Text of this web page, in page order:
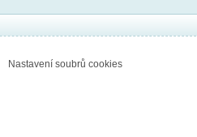
Nastavení soubrů cookies